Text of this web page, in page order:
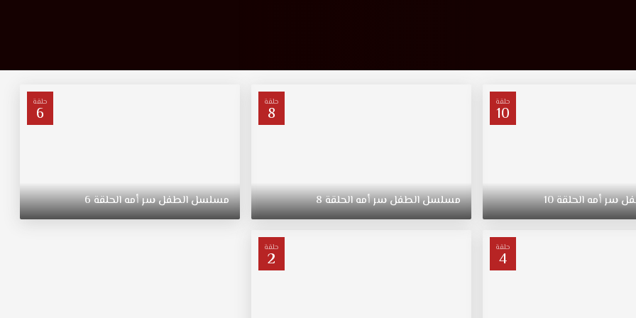
حلقة
10
سرأمهالحلقة10
حلقة
8
مسلسلالطفلسرأمهالحلقة8
حلقة
6
مسلسلالطفلسرأمهالحلقة6
حلقة
4
حلقة
2